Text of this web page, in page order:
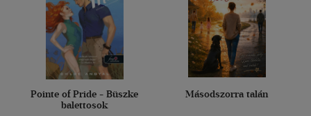
Pointe of Pride - Büszke
balettosok
Másodszorra talán